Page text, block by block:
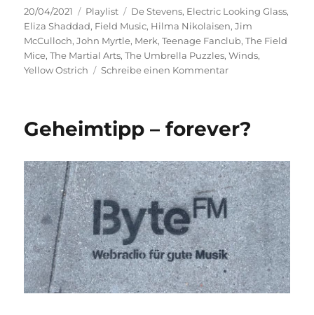
Veröffentlicht
am
20/04/2021 Kategorien
Playlist Schlagwörter
De Stevens, Electric Looking Glass,
Eliza Shaddad, Field Music, Hilma Nikolaisen,Jim
McCulloch,John Myrtle, Merk,Teenage Fanclub,The Field
Mice,The Martial Arts,The Umbrella Puzzles,Winds,
Yellow Ostrich
Schreibe einen Kommentarzu
Geheimtipp – forever?